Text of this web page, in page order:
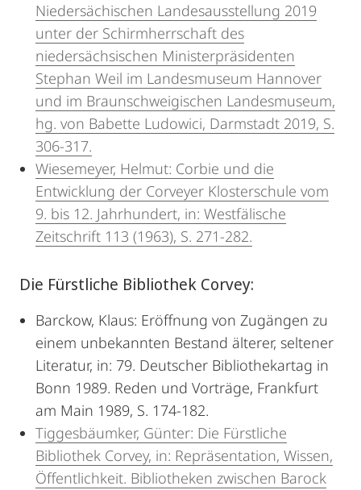
Niedersächischen Landesausstellung 2019
unter der Schirmherrschaft des
niedersächsischen Ministerpräsidenten
Stephan Weil im Landesmuseum Hannover
und im Braunschweigischen Landesmuseum,
hg. von Babette Ludowici, Darmstadt 2019, S.
306-317.
Wiesemeyer, Helmut: Corbie und die
Entwicklung der Corveyer Klosterschule vom
9. bis 12. Jahrhundert, in: Westfälische
Zeitschrift 113 (1963), S. 271-282.
Die Fürstliche Bibliothek Corvey:
Barckow, Klaus: Eröffnung von Zugängen zu
einem unbekannten Bestand älterer, seltener
Literatur, in: 79. Deutscher Bibliothekartag in
Bonn 1989. Reden und Vorträge, Frankfurt
am Main 1989, S. 174-182.
Tiggesbäumker, Günter: Die Fürstliche
Bibliothek Corvey, in: Repräsentation, Wissen,
Öffentlichkeit. Bibliotheken zwischen Barock